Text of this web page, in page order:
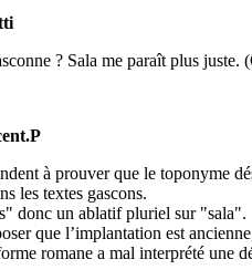
? Sala me paraît plus juste.
à prouver que le toponyme
les textes gascons.
donc un ablatif pluriel sur "sala".
que l’implantation est
romane a mal interprété une